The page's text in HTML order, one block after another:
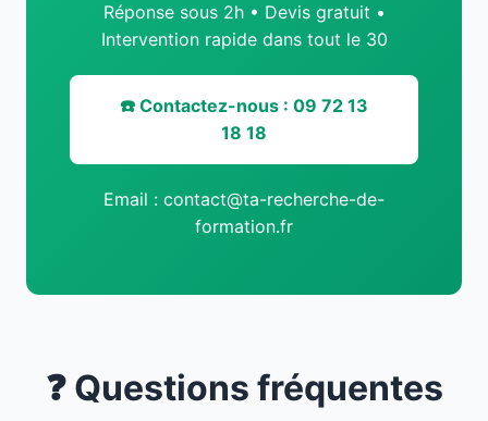
Réponse sous 2h • Devis gratuit •
Intervention rapide dans tout le 30
☎️ Contactez-nous : 09 72 13
18 18
Email : contact@ta-recherche-de-
formation.fr
❓ Questions fréquentes